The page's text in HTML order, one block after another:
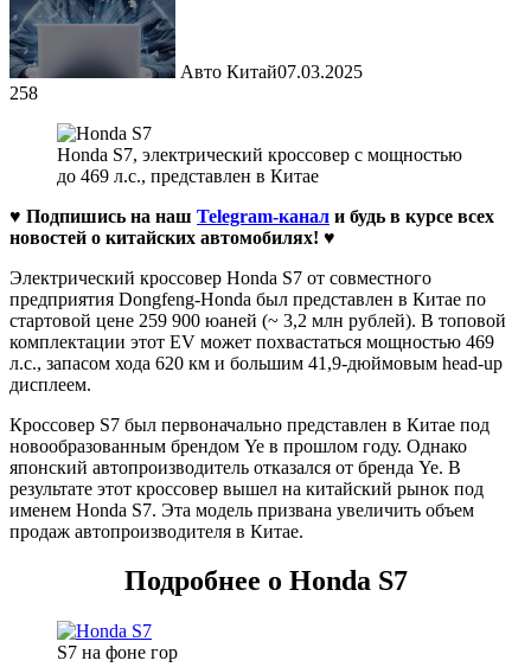
Авто Китай07.03.2025
258
Honda S7, электрический кроссовер с мощностью
до 469 л.с., представлен в Китае
♥ Подпишись на наш Telegram-канал и будь в курсе всех
новостей о китайских автомобилях! ♥
Электрический кроссовер Honda S7 от совместного
предприятия Dongfeng-Honda был представлен в Китае по
стартовой цене 259 900 юаней (~ 3,2 млн рублей). В топовой
комплектации этот EV может похвастаться мощностью 469
л.с., запасом хода 620 км и большим 41,9-дюймовым head-up
дисплеем.
Кроссовер S7 был первоначально представлен в Китае под
новообразованным брендом Ye в прошлом году. Однако
японский автопроизводитель отказался от бренда Ye. В
результате этот кроссовер вышел на китайский рынок под
именем Honda S7. Эта модель призвана увеличить объем
продаж автопроизводителя в Китае.
Подробнее о Honda S7
S7 на фоне гор